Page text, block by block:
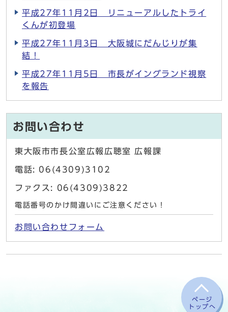
平成27年11月2日 リニューアルしたトライ
くんが初登場
平成27年11月3日 大阪城にだんじりが集
結！
平成27年11月5日 市長がイングランド視察
を報告
お問い合わせ
東大阪市市長公室広報広聴室 広報課
電話: 06(4309)3102
ファクス: 06(4309)3822
電話番号のかけ間違いにご注意ください！
お問い合わせフォーム
ページ
トップへ